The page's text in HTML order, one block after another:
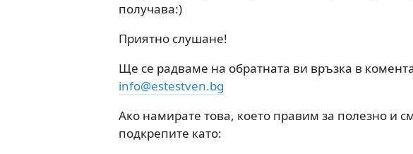
получава:)
Приятно слушане!
Ще се радваме на обратната ви връзка в
info@estestven.bg
Ако намирате това, което правим за полезно и
подкрепите като: